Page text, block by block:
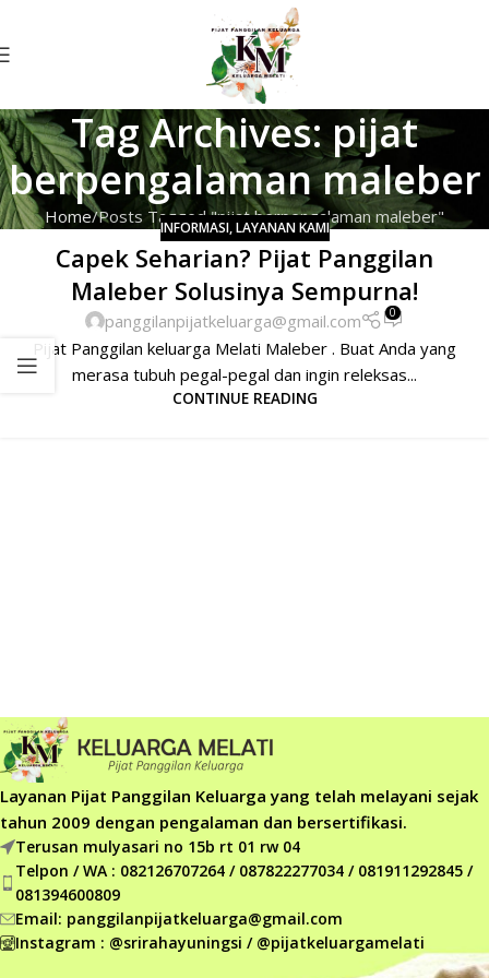
Tag Archives: pijat
berpengalaman maleber
Home Posts Tagged "pijat berpengalaman maleber"
INFORMASI,LAYANAN KAMI
Capek Seharian? Pijat Panggilan
Maleber Solusinya Sempurna!
panggilanpijatkeluarga@gmail.com 0
Pijat Panggilan keluarga Melati Maleber . Buat Anda yang
merasa tubuh pegal-pegal dan ingin releksas...
CONTINUE READING
Layanan Pijat Panggilan Keluarga yang telah melayani sejak
tahun 2009 dengan pengalaman dan bersertifikasi.
Terusan mulyasari no 15b rt 01 rw 04
Telpon / WA : 082126707264 / 087822277034 / 081911292845 /
081394600809
Email: panggilanpijatkeluarga@gmail.com
Instagram : @srirahayuningsi / @pijatkeluargamelati